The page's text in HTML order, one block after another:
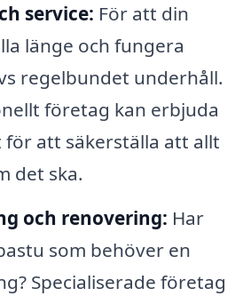
service: För att din
länge och fungera
regelbundet underhåll.
företag kan erbjuda
för att säkerställa att allt
det ska.
och renovering: Har
som behöver en
Specialiserade företag